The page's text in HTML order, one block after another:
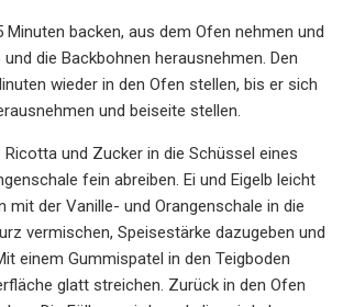
Minuten backen, aus dem Ofen nehmen und
die Backbohnen herausnehmen. Den
wieder in den Ofen stellen, bis er sich
und beiseite stellen.
Ricotta und Zucker in die Schüssel eines
fein abreiben. Ei und Eigelb leicht
mit der Vanille- und Orangenschale in die
vermischen, Speisestärke dazugeben und
einem Gummispatel in den Teigboden
glatt streichen. Zurück in den Ofen